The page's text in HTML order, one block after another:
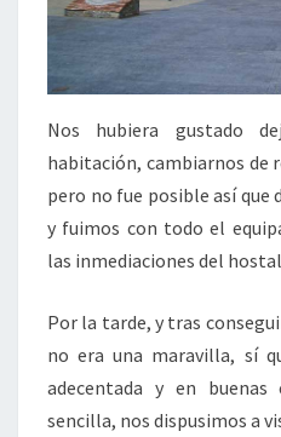
Nos hubiera gustado
habitación, cambiarnos de
pero no fue posible así que
y fuimos con todo el
las inmediaciones del
Por la tarde, y tras
no era una maravilla, sí
adecentada y en buenas
sencilla, nos dispusimos a